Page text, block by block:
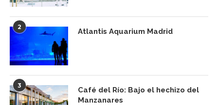
2
Atlantis Aquarium Madrid
3
Café del Río: Bajo el hechizo del
Manzanares